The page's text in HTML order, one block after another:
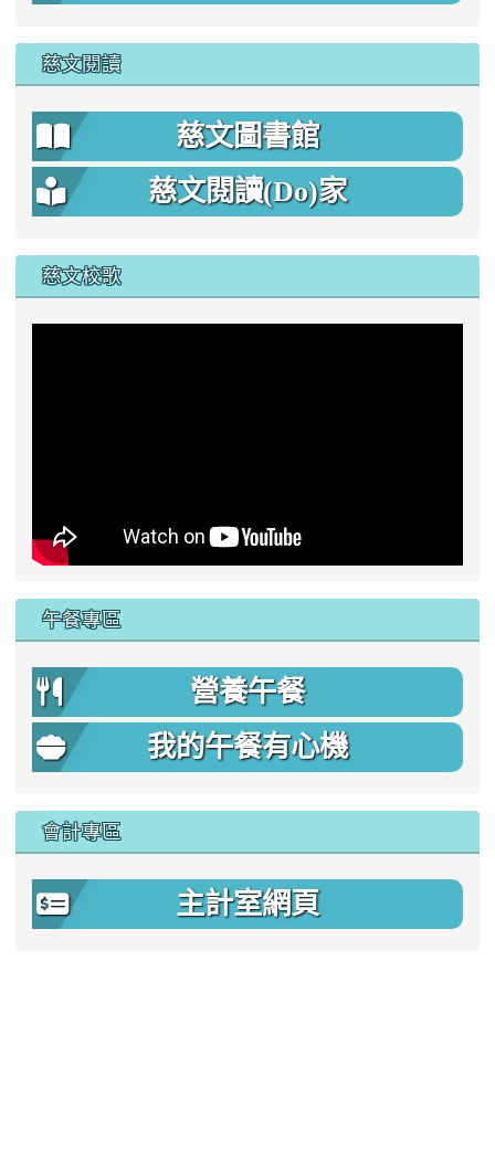
慈文閱讀
慈文圖書館
慈文閱讀(Do)家
慈文校歌
午餐專區
營養午餐
我的午餐有心機
會計專區
主計室網頁